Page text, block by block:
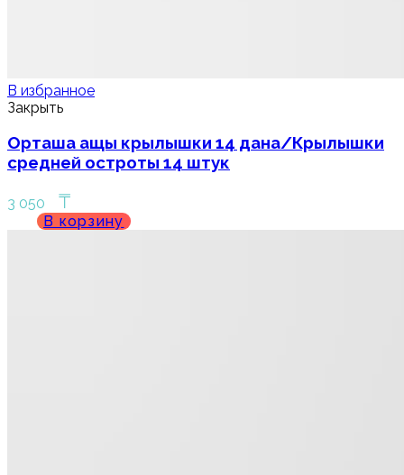
В избранное
Закрыть
Орташа ащы крылышки 14 дана/Крылышки
средней остроты 14 штук
3 050 ₸
В корзину